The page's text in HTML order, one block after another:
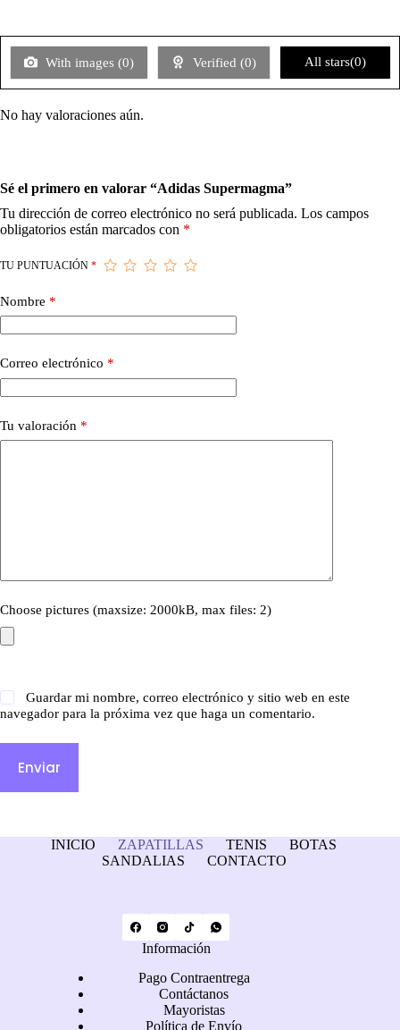
With images (0) Verified (0) All stars(0)
No hay valoraciones aún.
Sé el primero en valorar “Adidas Supermagma”
Tu dirección de correo electrónico no será publicada. Los campos
obligatorios están marcados con *
TU PUNTUACIÓN *
Nombre *
Correo electrónico *
Tu valoración *
Choose pictures (maxsize: 2000kB, max files: 2)
Guardar mi nombre, correo electrónico y sitio web en este
navegador para la próxima vez que haga un comentario.
Enviar
INICIO ZAPATILLAS TENIS
BOTAS
SANDALIAS
CONTACTO
Información
Pago Contraentrega
Contáctanos
Mayoristas
Política de Envío